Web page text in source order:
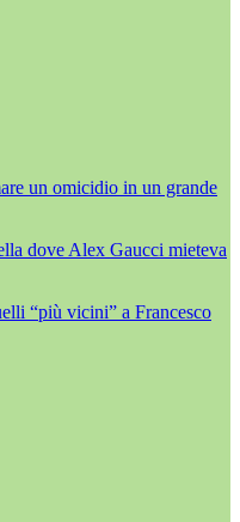
un omicidio in un grande
dove Alex Gaucci mieteva
“più vicini” a Francesco